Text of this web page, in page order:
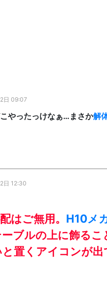
日 09:07
やったっけなぁ…まさか解
日 12:30
はご無用。 H10メ
ブルの上に飾る
置くアイコンが